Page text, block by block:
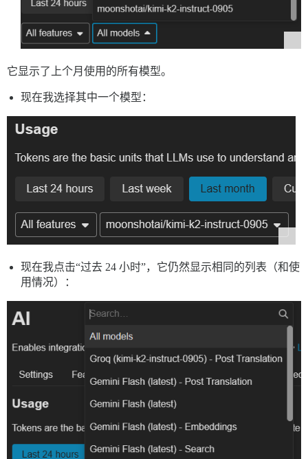
它显示了上个月使用的所有模型。
现在我选择其中一个模型：
现在我点击“过去 24 小时”，它仍然显示相同的列表（和使
用情况）：